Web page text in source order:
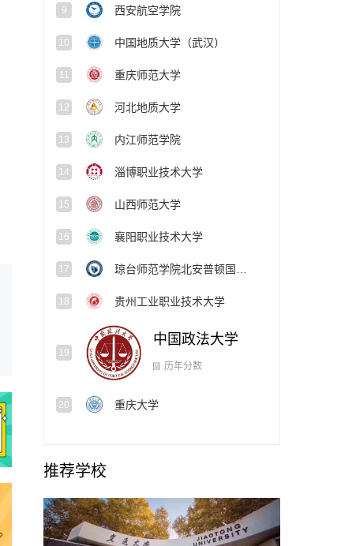
9 西安航空学院
10 中国地质大学（武汉）
11 重庆师范大学
12 河北地质大学
13 内江师范学院
14 淄博职业技术大学
15 山西师范大学
16 襄阳职业技术大学
17
18 贵州工业职业技术大学
中国政法大学
重庆大学
推荐学校